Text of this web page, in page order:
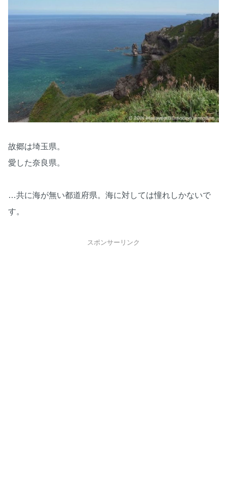
故郷は埼玉県。
愛した奈良県。
…共に海が無い都道府県。海に対しては憧れしかないで
す。
スポンサーリンク